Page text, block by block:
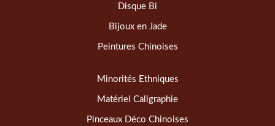
Disque Bi
Bijoux en Jade
Peintures Chinoises
Minorités Ethniques
Matériel Caligraphie
Pinceaux Déco Chinoises